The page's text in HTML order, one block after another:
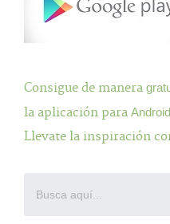
Consigue de manera
la aplicación para Android
Llevate la inspiración